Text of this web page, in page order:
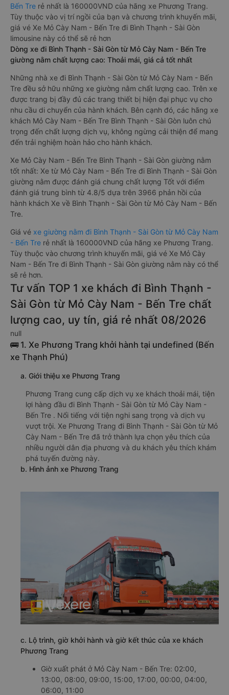
Bến Tre rẻ nhất là 160000VND của hãng xe Phương Trang.
Tùy thuộc vào vị trí ngồi của bạn và chương trình khuyến mãi,
giá vé Xe Mỏ Cày Nam - Bến Tre đi Bình Thạnh - Sài Gòn
limousine này có thể sẽ rẻ hơn
Dòng xe đi Bình Thạnh - Sài Gòn từ Mỏ Cày Nam - Bến Tre
giường nằm chất lượng cao: Thoải mái, giá cả tốt nhất
Những nhà xe đi Bình Thạnh - Sài Gòn từ Mỏ Cày Nam - Bến
Tre đều sở hữu những xe giường nằm chất lượng cao. Trên xe
được trang bị đầy đủ các trang thiết bị hiện đại phục vụ cho
nhu cầu di chuyển của hành khách. Bên cạnh đó, các hãng xe
khách Mỏ Cày Nam - Bến Tre Bình Thạnh - Sài Gòn luôn chú
trọng đến chất lượng dịch vụ, không ngừng cải thiện để mang
đến trải nghiệm hoàn hảo cho hành khách.
Xe Mỏ Cày Nam - Bến Tre Bình Thạnh - Sài Gòn giường nằm
tốt nhất: Xe từ Mỏ Cày Nam - Bến Tre đi Bình Thạnh - Sài Gòn
giường nằm được đánh giá chung chất lượng Tốt với điểm
đánh giá trung bình từ 4.8/5 dựa trên 3966 phản hồi của
hành khách Xe về Bình Thạnh - Sài Gòn từ Mỏ Cày Nam - Bến
Tre.
Giá vé xe giường nằm đi Bình Thạnh - Sài Gòn từ Mỏ Cày Nam
- Bến Tre rẻ nhất là 160000VND của hãng xe Phương Trang.
Tùy thuộc vào chương trình khuyến mãi, giá vé Xe Mỏ Cày
Nam - Bến Tre đi Bình Thạnh - Sài Gòn giường nằm này có thể
sẽ rẻ hơn.
Tư vấn TOP 1 xe khách đi Bình Thạnh -
Sài Gòn từ Mỏ Cày Nam - Bến Tre chất
lượng cao, uy tín, giá rẻ nhất 08/2026
null
🚌 1. Xe Phương Trang khởi hành tại undefined (Bến
xe Thạnh Phú)
a. Giới thiệu xe Phương Trang
Phương Trang cung cấp dịch vụ xe khách thoải mái, tiện
lợi hàng đầu đi Bình Thạnh - Sài Gòn từ Mỏ Cày Nam -
Bến Tre . Nổi tiếng với tiện nghi sang trọng và dịch vụ
vượt trội. Xe Phương Trang đi Bình Thạnh - Sài Gòn từ Mỏ
Cày Nam - Bến Tre đã trở thành lựa chọn yêu thích của
nhiều người dân địa phương và du khách yêu thích khám
phá tuyến đường này.
b. Hình ảnh xe Phương Trang
c. Lộ trình, giờ khởi hành và giờ kết thúc của xe khách
Phương Trang
Giờ xuất phát ở Mỏ Cày Nam - Bến Tre: 02:00,
13:00, 08:00, 09:00, 15:00, 17:00, 00:00, 04:00,
06:00, 11:00